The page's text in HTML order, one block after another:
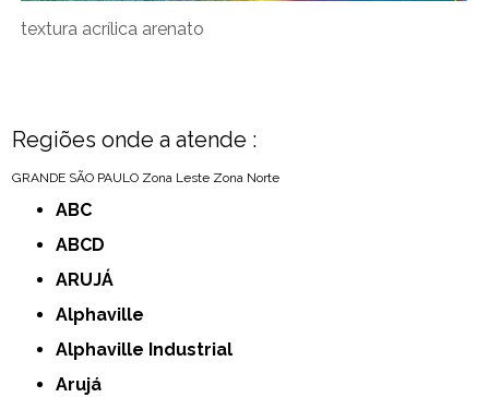
textura acrílica arenato
Regiões onde a atende :
GRANDE SÃO PAULO Zona Leste Zona Norte
ABC
ABCD
ARUJÁ
Alphaville
Alphaville Industrial
Arujá